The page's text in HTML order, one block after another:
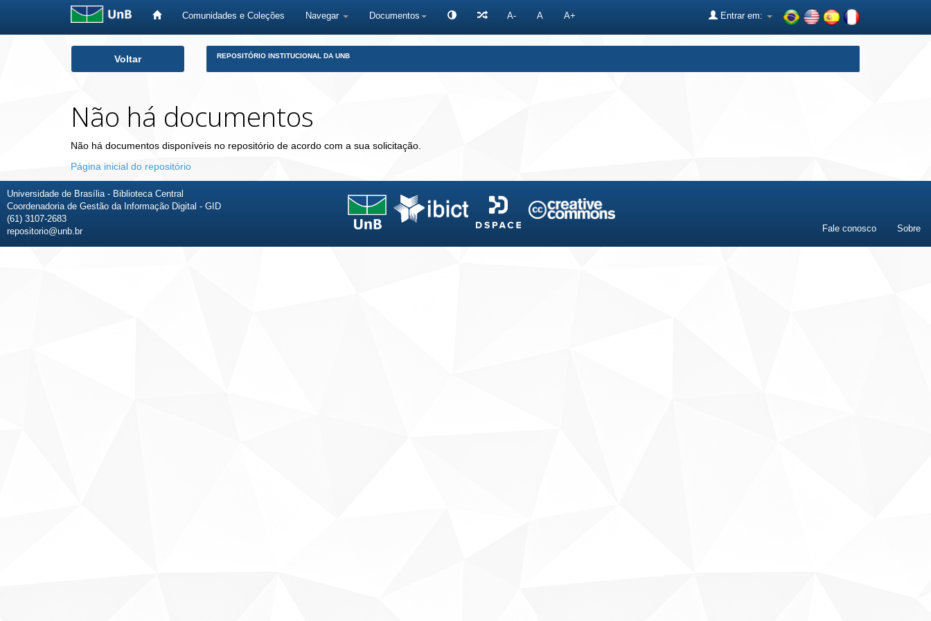
Comunidades e Coleções Navegar Documentos A- A A+ Entrar em:
Voltar REPOSITÓRIO INSTITUCIONAL DA UNB
Não há documentos
Não há documentos disponíveis no repositório de acordo com a sua solicitação.
Página inicial do repositório
Universidade de Brasília - Biblioteca Central
Coordenadoria de Gestão da Informação Digital - GID
(61) 3107-2683
repositorio@unb.br
Fale conosco Sobre